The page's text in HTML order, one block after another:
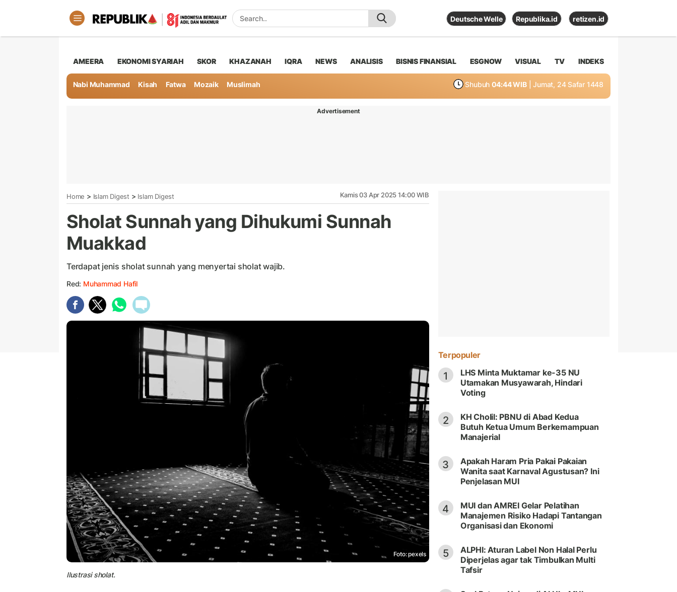
Deutsche Welle Republika.id retizen.id
AMEERA EKONOMI SYARIAH SKOR KHAZANAH IQRA NEWS ANALISIS BISNIS FINANSIAL ESGNOW VISUAL TV INDEKS
Nabi Muhammad Kisah Fatwa Mozaik Muslimah Shubuh 04:44 WIB | Jumat, 24 Safar 1448
Advertisement
Home > Islam Digest > Islam Digest Kamis 03 Apr 2025 14:00 WIB
Sholat Sunnah yang Dihukumi Sunnah
Muakkad
Terdapat jenis sholat sunnah yang menyertai sholat wajib.
Red: Muhammad Hafil
Foto: pexels
Ilustrasi sholat.
Terpopuler
1
LHS Minta Muktamar ke-35 NU
Utamakan Musyawarah, Hindari
Voting
2
KH Cholil: PBNU di Abad Kedua
Butuh Ketua Umum Berkemampuan
Manajerial
3
Apakah Haram Pria Pakai Pakaian
Wanita saat Karnaval Agustusan? Ini
Penjelasan MUI
4
MUI dan AMREI Gelar Pelatihan
Manajemen Risiko Hadapi Tantangan
Organisasi dan Ekonomi
5
ALPHI: Aturan Label Non Halal Perlu
Diperjelas agar tak Timbulkan Multi
Tafsir